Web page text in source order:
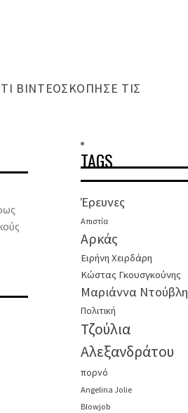
ΒΙΝΤΕΟΣΚΌΠΗΣΕ ΤΙΣ
TAGS
Έρευνες
Απιστία
Αρκάς
Ειρήνη Χειρδάρη
Κώστας Γκουσγκούνης
Μαριάννα Ντούβλη
Πολιτική
Τζούλια
Αλεξανδράτου
πορνό
Angelina Jolie
Blowjob